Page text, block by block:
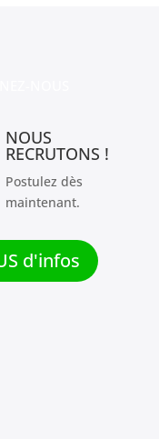
NOUS
RECRUTONS !
Postulez dès
maintenant.
d'infos